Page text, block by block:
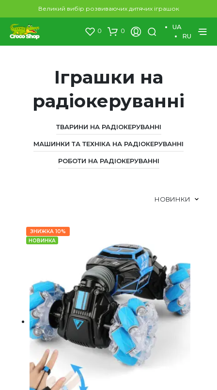
Великий вибір розвиваючих дитячих іграшок
0 0
UA
RU
Іграшки на
радіокеруванні
ТВАРИНИ НА РАДІОКЕРУВАННІ
МАШИНКИ ТА ТЕХНІКА НА РАДІОКЕРУВАННІ
РОБОТИ НА РАДІОКЕРУВАННІ
ЗНИЖКА 10%
НОВИНКА